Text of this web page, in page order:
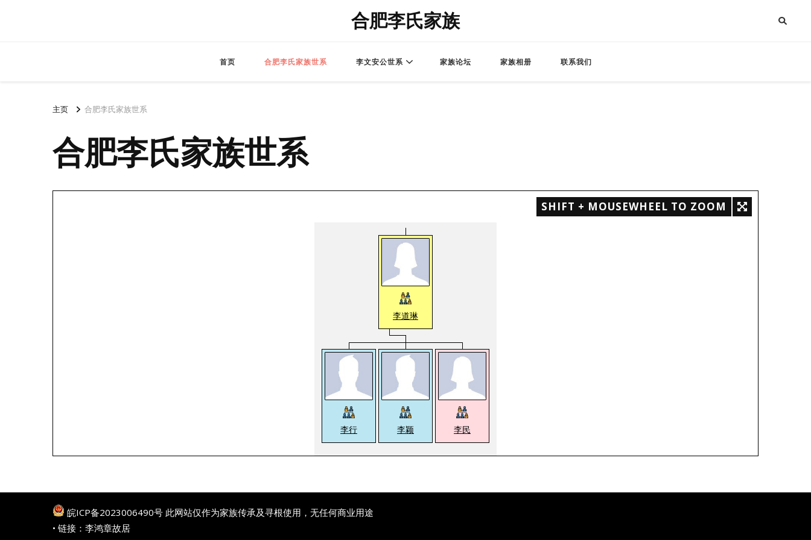
合肥李氏家族
首页 合肥李氏家族世系 李文安公世系 家族论坛 家族相册 联系我们
主页 合肥李氏家族世系
合肥李氏家族世系
SHIFT + MOUSEWHEEL TO ZOOM
李道琳
李行 李颖 李民
皖ICP备2023006490号 此网站仅作为家族传承及寻根使用，无任何商业用途
• 链接： 李鸿章故居